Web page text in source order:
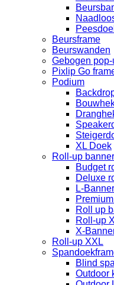
Beursframe
Beurswanden
Gebogen
Pixlip Go
Podium
XL Doek
Roll-up
Budget
Deluxe
L-Banner
Roll up
Roll-up
X-
Roll-up XXL
Blind
Outdoor